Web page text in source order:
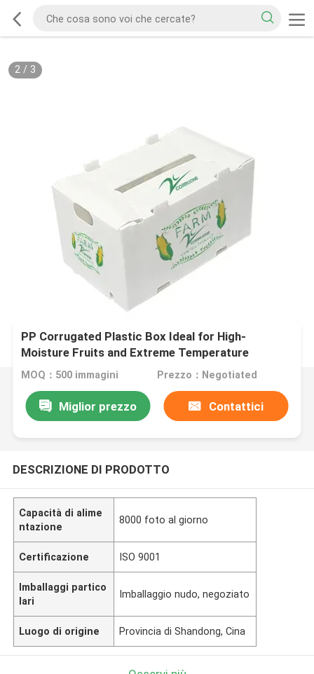
2/ 3
PP Corrugated Plastic Box Ideal for High-
Moisture Fruits and Extreme Temperature
Changes
MOQ：500 immagini Prezzo：Negotiated
Miglior prezzo Contattici
DESCRIZIONE DI PRODOTTO
Capacità di alime
ntazione
8000 foto al giorno
Certificazione ISO 9001
Imballaggi partico
lari
Imballaggio nudo, negoziato
Luogo di origine Provincia di Shandong, Cina